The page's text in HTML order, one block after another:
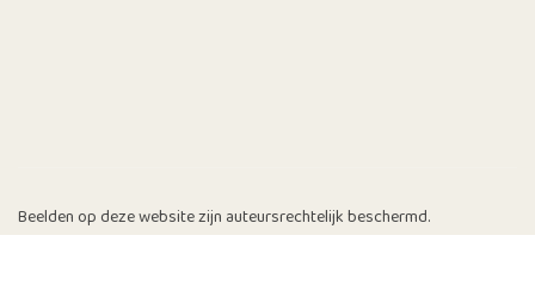
Beelden op deze website zijn auteursrechtelijk beschermd.